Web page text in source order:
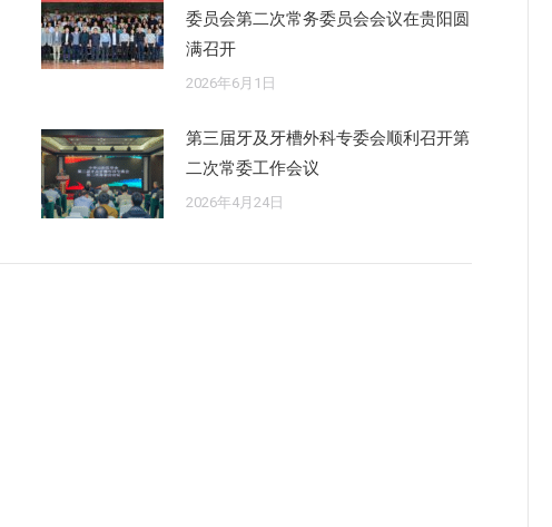
委员会第二次常务委员会会议在贵阳圆
满召开
2026年6月1日
第三届牙及牙槽外科专委会顺利召开第
二次常委工作会议
2026年4月24日